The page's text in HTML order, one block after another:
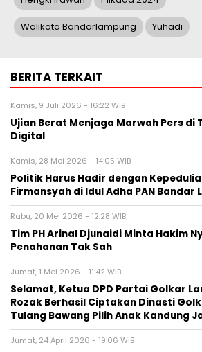
Walikota Bandarlampung Yuhadi
BERITA TERKAIT
Kamis, 9 Juli 2026 - 16:22 WIB
Ujian Berat Menjaga Marwah Pers di
Digital
Kamis, 28 Mei 2026 - 14:05 WIB
Politik Harus Hadir dengan
Firmansyah di Idul Adha PAN Bandar
Rabu, 20 Mei 2026 - 12:28 WIB
Tim PH Arinal Djunaidi Minta Hakim
Penahanan Tak Sah
Jumat, 1 Mei 2026 - 11:42 WIB
Selamat, Ketua DPD Partai Golkar
Rozak Berhasil Ciptakan Dinasti
Tulang Bawang Pilih Anak Kandung
Jumat, 24 April 2026 - 19:06 WIB